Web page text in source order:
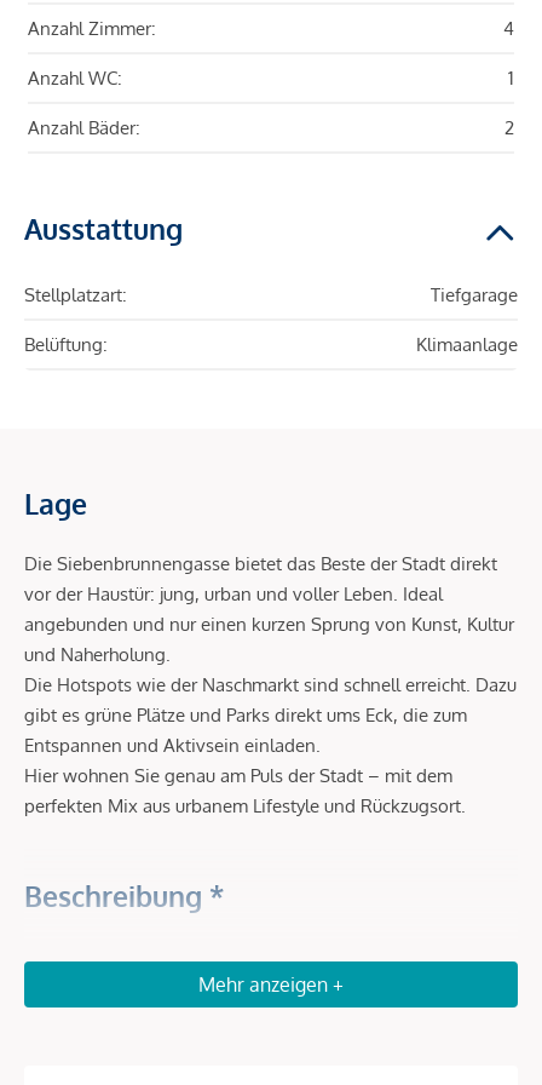
Anzahl Zimmer: 4
Anzahl WC: 1
Anzahl Bäder: 2
Ausstattung
Stellplatzart: Tiefgarage
Belüftung: Klimaanlage
Lage
Die Siebenbrunnengasse bietet das Beste der Stadt direkt
vor der Haustür: jung, urban und voller Leben. Ideal
angebunden und nur einen kurzen Sprung von Kunst, Kultur
und Naherholung.
Die Hotspots wie der Naschmarkt sind schnell erreicht. Dazu
gibt es grüne Plätze und Parks direkt ums Eck, die zum
Entspannen und Aktivsein einladen.
Hier wohnen Sie genau am Puls der Stadt – mit dem
perfekten Mix aus urbanem Lifestyle und Rückzugsort.
Beschreibung *
DAS PROJEKT - BAUSTART BEREITS
OKTOBER 2025 ERFOLGT
Mehr anzeigen +